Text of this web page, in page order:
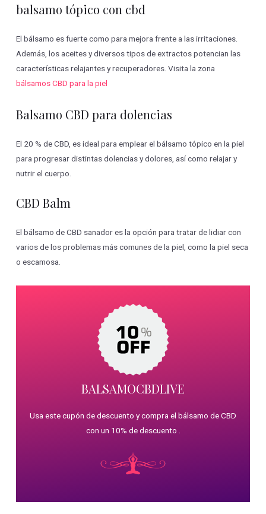
balsamo tópico con cbd
El bálsamo es fuerte como para mejora frente a las irritaciones.
Además, los aceites y diversos tipos de extractos potencian las
características relajantes y recuperadores. Visita la zona
bálsamos CBD para la piel
Balsamo CBD para dolencias
El 20 % de CBD, es ideal para emplear el bálsamo tópico en la piel
para progresar distintas dolencias y dolores, así como relajar y
nutrir el cuerpo.
CBD Balm
El bálsamo de CBD sanador es la opción para tratar de lidiar con
varios de los problemas más comunes de la piel, como la piel seca
o escamosa.
BALSAMOCBDLIVE
Usa este cupón de descuento y compra el bálsamo de CBD
con un 10% de descuento .